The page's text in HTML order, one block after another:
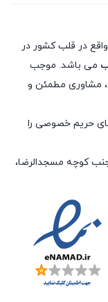
در قلب کشور در
می باشد. موجب
، مشاوری مطمئن و
حریم خصوصی را
کوچه مسجدالرضا،